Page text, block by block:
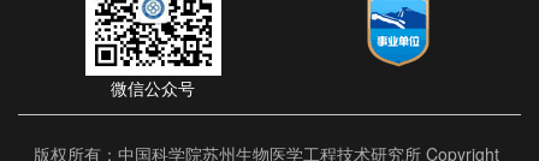
微信公众号
版权所有：中国科学院苏州生物医学工程技术研究所 Copyright